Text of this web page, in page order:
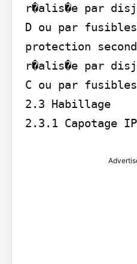
r�alis�e par
D ou par
protection
r�alis�e par
C ou par
2.3 Habillage
2.3.1 Capotage